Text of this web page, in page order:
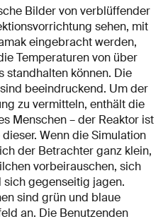
Bilder von verblüffender
sehen, mit
eingebracht werden,
Temperaturen von über
standhalten können. Die
beeindruckend. Um der
zu vermitteln, enthält die
Menschen – der Reaktor ist
Wenn die Simulation
der Betrachter ganz klein,
vorbeirauschen, sich
gegenseitig jagen.
sind grün und blaue
an. Die Benutzenden